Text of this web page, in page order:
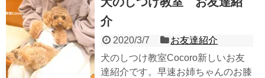
介
2020/3/7
お友達紹介
犬のしつけ教室Cocoro新しいお友
達紹介です。早速お姉ちゃんのお膝